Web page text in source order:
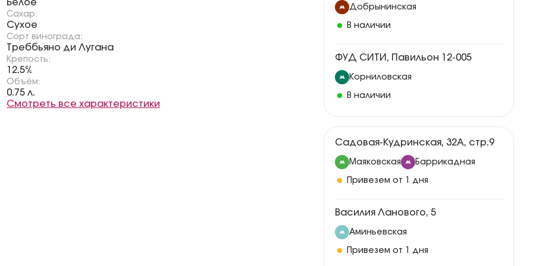
Белое
Сахар:
Сухое
Сорт винограда:
Треббьяно ди Лугана
Крепость:
12.5%
Объём:
0.75 л.
Смотреть все характеристики
Добрынинская
В наличии
ФУД СИТИ, Павильон 12-005
Корниловская
В наличии
Садовая-Кудринская, 32А, стр.9
Маяковская Баррикадная
Привезем от 1 дня
Василия Ланового, 5
Аминьевская
Привезем от 1 дня